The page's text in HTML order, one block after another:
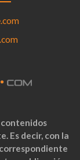
Es decir, con la